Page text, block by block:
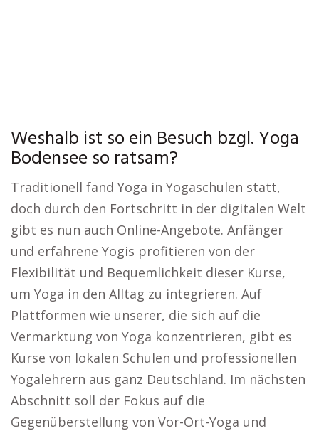
Weshalb ist so ein Besuch bzgl. Yoga
Bodensee so ratsam?
Traditionell fand Yoga in Yogaschulen statt,
doch durch den Fortschritt in der digitalen Welt
gibt es nun auch Online-Angebote. Anfänger
und erfahrene Yogis profitieren von der
Flexibilität und Bequemlichkeit dieser Kurse,
um Yoga in den Alltag zu integrieren. Auf
Plattformen wie unserer, die sich auf die
Vermarktung von Yoga konzentrieren, gibt es
Kurse von lokalen Schulen und professionellen
Yogalehrern aus ganz Deutschland. Im nächsten
Abschnitt soll der Fokus auf die
Gegenüberstellung von Vor-Ort-Yoga und